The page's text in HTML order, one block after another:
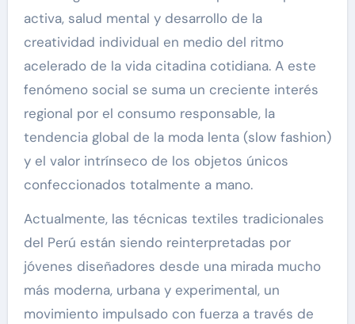
activa, salud mental y desarrollo de la
creatividad individual en medio del ritmo
acelerado de la vida citadina cotidiana. A este
fenómeno social se suma un creciente interés
regional por el consumo responsable, la
tendencia global de la moda lenta (slow fashion)
y el valor intrínseco de los objetos únicos
confeccionados totalmente a mano.
Actualmente, las técnicas textiles tradicionales
del Perú están siendo reinterpretadas por
jóvenes diseñadores desde una mirada mucho
más moderna, urbana y experimental, un
movimiento impulsado con fuerza a través de